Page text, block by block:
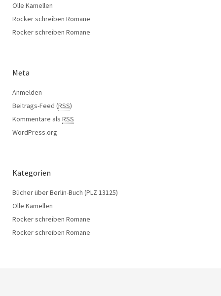
Olle Kamellen
Rocker schreiben Romane
Rocker schreiben Romane
Meta
Anmelden
Beitrags-Feed (RSS)
Kommentare als RSS
WordPress.org
Kategorien
Bücher über Berlin-Buch (PLZ 13125)
Olle Kamellen
Rocker schreiben Romane
Rocker schreiben Romane